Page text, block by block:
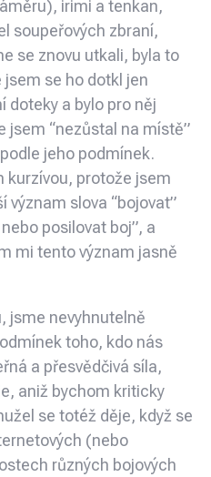
irimi a tenkan,
soupeřových zbraní,
se znovu utkali, byla to
se ho dotkl jen
doteky a bylo pro něj
jsem “nezůstal na místě”
jeho podmínek.
kurzívou, protože jsem
význam slova “bojovat”
posilovat boj”, a
mi tento význam jasně
jsme nevyhnutelně
toho, kdo nás
a přesvědčivá síla,
aniž bychom kriticky
se totéž děje, když se
(nebo
různých bojových